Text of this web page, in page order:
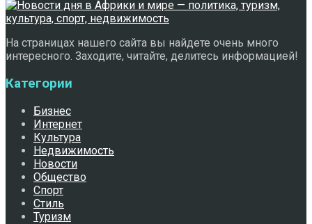
На страницах нашего сайта вы найдете очень много
интересного. Заходите, читайте, делитесь информацией!
Категории
Бизнес
Интернет
Культура
Недвижимость
Новости
Общество
Спорт
Стиль
Туризм